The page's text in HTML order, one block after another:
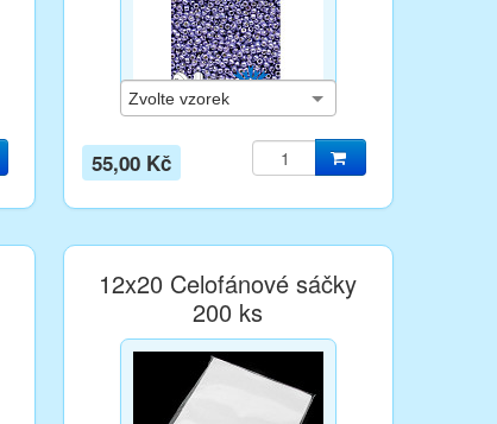
55,00 Kč
12x20 Celofánové sáčky
200 ks